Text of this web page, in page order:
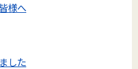
様へ
した